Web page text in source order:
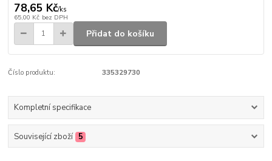
78,65 Kč/ks
65,00 Kč bez DPH
Přidat do košíku
Číslo produktu: 335329730
Kompletní specifikace
Související zboží 5